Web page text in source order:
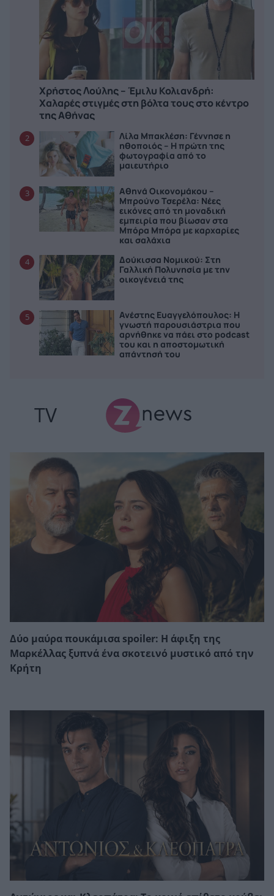
Χρήστος Λούλης – Έμιλυ Κολιανδρή:
Χαλαρές στιγμές στη βόλτα τους στο κέντρο
της Αθήνας
2
Λίλα Μπακλέση: Γέννησε η
ηθοποιός – Η πρώτη της
φωτογραφία από το
μαιευτήριο
3
Αθηνά Οικονομάκου –
Μπρούνο Τσερέλα: Νέες
εικόνες από τη μοναδική
εμπειρία που βίωσαν στα
Μπόρα Μπόρα με καρχαρίες
και σαλάχια
4
Δούκισσα Νομικού: Στη
Γαλλική Πολυνησία με την
οικογένειά της
5
Ανέστης Ευαγγελόπουλος: Η
γνωστή παρουσιάστρια που
αρνήθηκε να πάει στο podcast
του και η αποστομωτική
απάντησή του
TV
Δύο μαύρα πουκάμισα spoiler: Η άφιξη της
Μαρκέλλας ξυπνά ένα σκοτεινό μυστικό από την
Κρήτη